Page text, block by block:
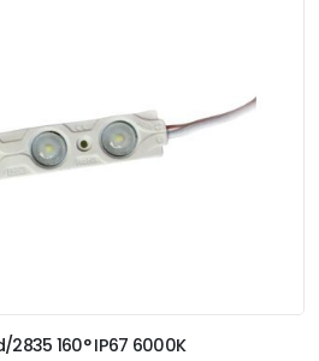
2835 160° IP67 6000K